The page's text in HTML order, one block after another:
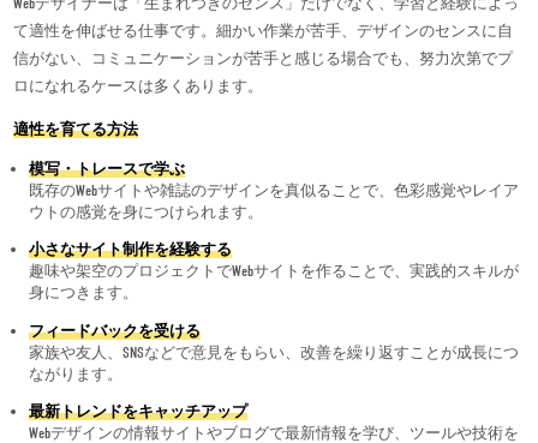
て適性を伸ばせる仕事です。細かい作業が苦手、デザインのセンスに自
信がない、コミュニケーションが苦手と感じる場合でも、努力次第でプ
ロになれるケースは多くあります。
適性を育てる方法
模写・トレースで学ぶ
既存のWebサイトや雑誌のデザインを真似ることで、色彩感覚やレイア
ウトの感覚を身につけられます。
小さなサイト制作を経験する
趣味や架空のプロジェクトでWebサイトを作ることで、実践的スキルが
身につきます。
フィードバックを受ける
家族や友人、SNSなどで意見をもらい、改善を繰り返すことが成長につ
ながります。
最新トレンドをキャッチアップ
Webデザインの情報サイトやブログで最新情報を学び、ツールや技術を